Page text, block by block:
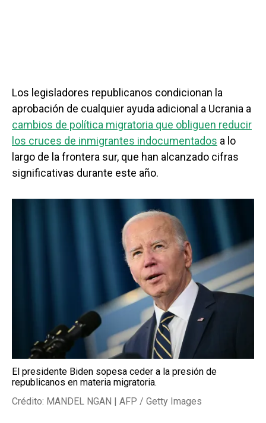
Los legisladores republicanos condicionan la
aprobación de cualquier ayuda adicional a Ucrania a
cambios de política migratoria que obliguen reducir
los cruces de inmigrantes indocumentados a lo
largo de la frontera sur, que han alcanzado cifras
significativas durante este año.
El presidente Biden sopesa ceder a la presión de
republicanos en materia migratoria.
Crédito: MANDEL NGAN | AFP / Getty Images